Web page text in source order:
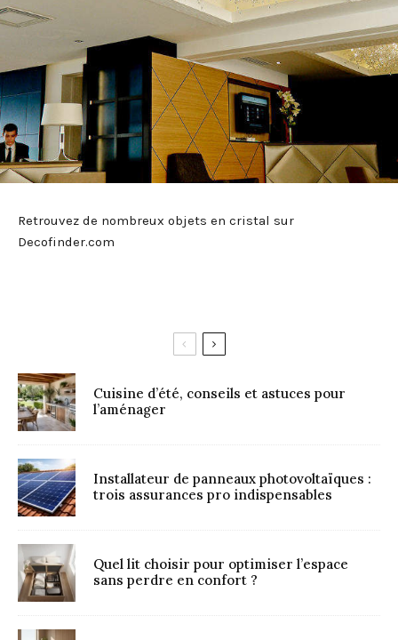
Retrouvez de nombreux objets en cristal sur
Decofinder.com
Cuisine d’été, conseils et astuces pour
l’aménager
Installateur de panneaux photovoltaïques :
trois assurances pro indispensables
Quel lit choisir pour optimiser l’espace
sans perdre en confort ?